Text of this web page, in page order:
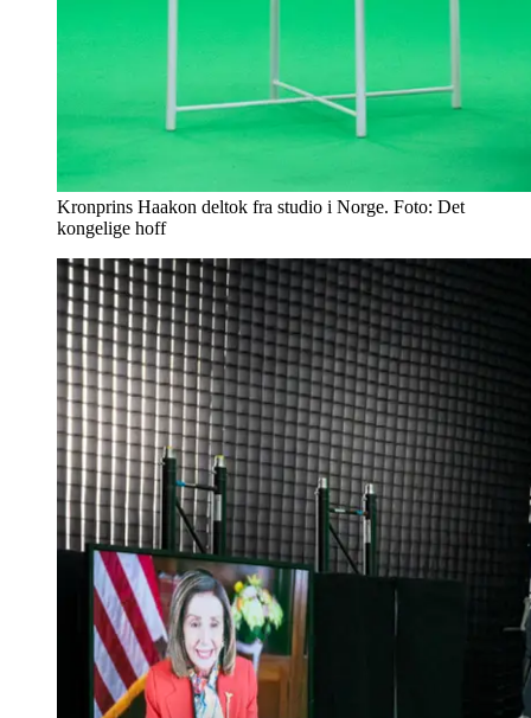
Kronprins Haakon deltok fra studio i Norge. Foto: Det
kongelige hoff